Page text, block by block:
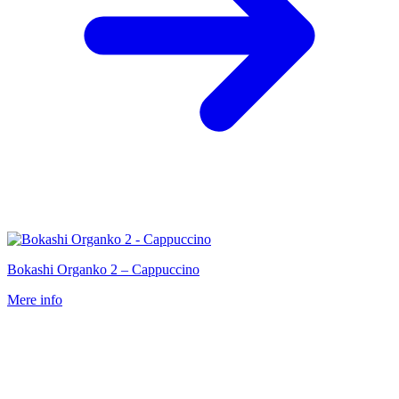
Bokashi Organko 2 – Cappuccino
Mere info